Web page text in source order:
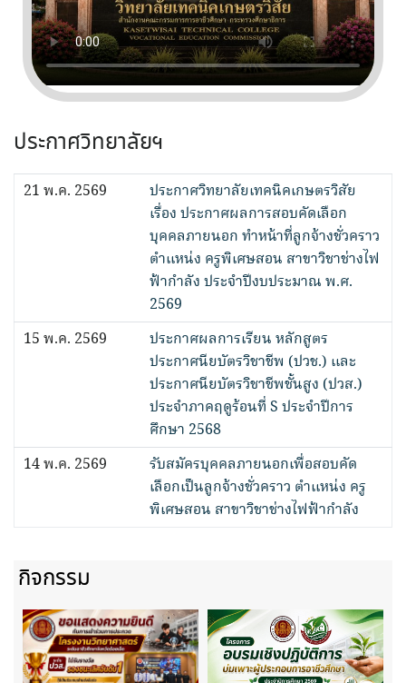
ประกาศวิทยาลัยฯ
21 พ.ค. 2569
ประกาศวิทยาลัยเทคนิคเกษตรวิสัย
เรื่อง ประกาศผลการสอบคัดเลือก
บุคคลภายนอก ทำหน้าที่ลูกจ้างชั่วคราว
ตำแหน่ง ครูพิเศษสอน สาขาวิชาช่างไฟ
ฟ้ากำลัง ประจำปีงบประมาณ พ.ศ.
2569
15 พ.ค. 2569
ประกาศผลการเรียน หลักสูตร
ประกาศนียบัตรวิชาชีพ (ปวช.) และ
ประกาศนียบัตรวิชาชีพชั้นสูง (ปวส.)
ประจำภาคฤดูร้อนที่ S ประจำปีการ
ศึกษา 2568
14 พ.ค. 2569
รับสมัครบุคคลภายนอกเพื่อสอบคัด
เลือกเป็นลูกจ้างชั่วคราว ตำแหน่ง ครู
พิเศษสอน สาขาวิชาช่างไฟฟ้ากำลัง
กิจกรรม